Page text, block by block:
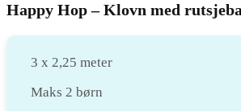
Happy Hop – Klovn med
3 x 2,25 meter
Maks 2 børn